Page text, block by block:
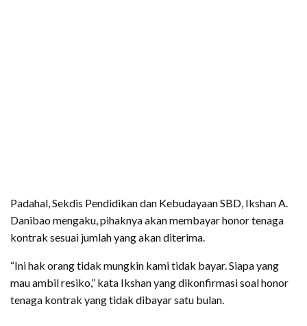
Padahal, Sekdis Pendidikan dan Kebudayaan SBD, Ikshan A.
Danibao mengaku, pihaknya akan membayar honor tenaga
kontrak sesuai jumlah yang akan diterima.
“Ini hak orang tidak mungkin kami tidak bayar. Siapa yang
mau ambil resiko,” kata Ikshan yang dikonfirmasi soal honor
tenaga kontrak yang tidak dibayar satu bulan.